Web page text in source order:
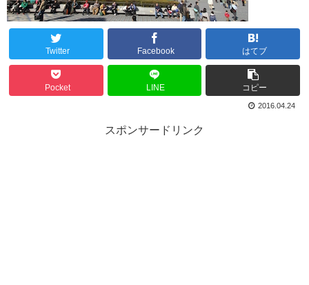
Twitter Facebook はてブ
Pocket LINE コピー
2016.04.24
スポンサードリンク